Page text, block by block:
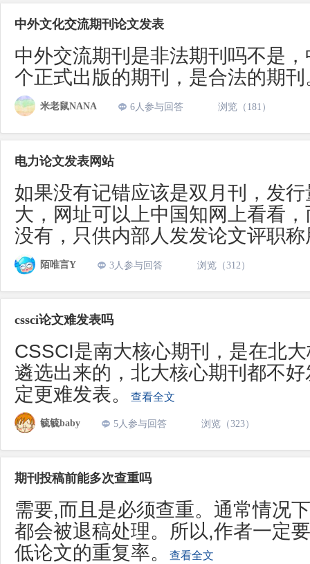
中外文化交流期刊论文发表
中外交流期刊是非法期刊吗不是
个正式出版的期刊，是合法的期刊
米老鼠NANA 6人参与回答 浏览（181）
电力论文发表网站
如果没有记错应该是双月刊，发
大，网址可以上中国知网上看看
没有，只供内部人发发论文评职称
陌唯言Y 3人参与回答 浏览（312）
cssci论文难发表吗
CSSCI是南大核心期刊，是在北
遴选出来的，北大核心期刊都不
定更难发表。
查看全文
毓毓baby 5人参与回答 浏览（323）
期刊投稿前能多次查重吗
需要,而且是必须查重。通常情况
都会被退稿处理。所以,作者一定
低论文的重复率。
查看全文